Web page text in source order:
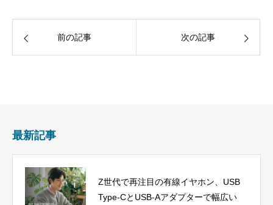
前の記事 次の記事
最新記事
Z世代で再注目の有線イヤホン、USB
Type-CとUSB-Aアダプターで幅広い